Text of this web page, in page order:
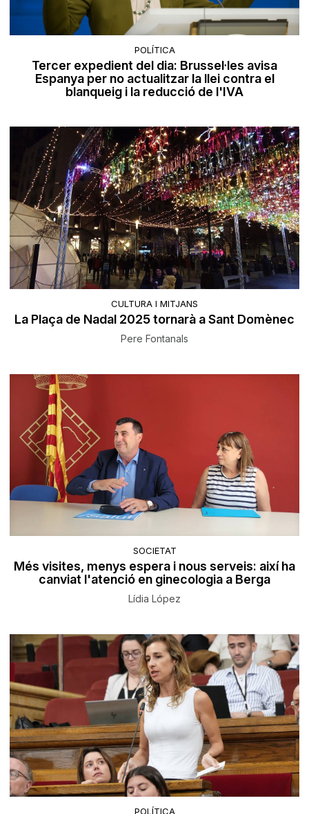
POLÍTICA
Tercer expedient del dia: Brussel·les avisa
Espanya per no actualitzar la llei contra el
blanqueig i la reducció de l'IVA
CULTURA I MITJANS
La Plaça de Nadal 2025 tornarà a Sant Domènec
Pere Fontanals
SOCIETAT
Més visites, menys espera i nous serveis: així ha
canviat l'atenció en ginecologia a Berga
Lídia López
POLÍTICA